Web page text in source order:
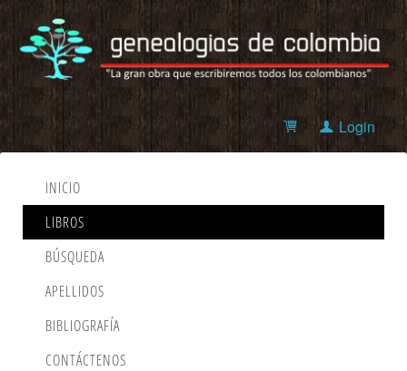
Login
INICIO
LIBROS
BÚSQUEDA
APELLIDOS
BIBLIOGRAFÍA
CONTÁCTENOS